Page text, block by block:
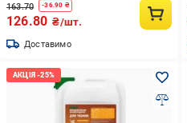
163.70 -36.90 ₴
126.80 ₴/шт.
Доставимо